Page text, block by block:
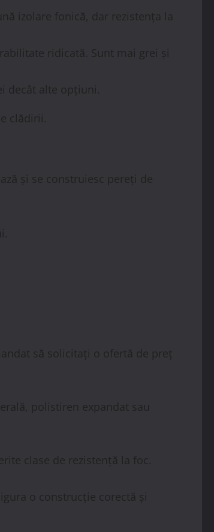
izolare fonică, dar rezistența la
ridicată. Sunt mai grei și
decât alte opțiuni.
clădirii.
și se construiesc pereți de
să solicitați o ofertă de preț
polistiren expandat sau
clase de rezistență la foc.
o construcție corectă și